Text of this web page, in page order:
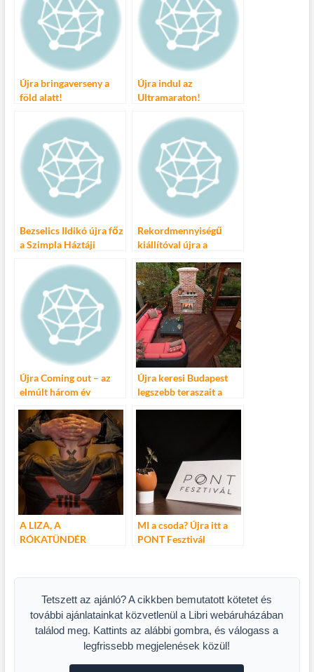
o
k
g
Újra bringaverseny a
föld alatt!
Újra indul az
Ultramaraton!
Bezselics Ildikó újra főz
a Szimpla Háztáji
Rekordmennyiségű
kiállítóval újra a
tavaszi Pálinkafesztivál
Újra Coming out – az
elmúlt három év
filmje megjelent dvd-n!
Újra keresi Budapest
legszebb teraszait a
A LIZA, A
RÓKATÜNDÉR
ÚJRA FORGAT
MI a csoda? Újra itt a
PONT Fesztivál
Tetszett az ajánló? A cikkben bemutatott kötetet és
további ajánlatainkat közvetlenül a Libri webáruházában
találod meg. Kattints az alábbi gombra, és válogass a
legfrissebb megjelenések közül!